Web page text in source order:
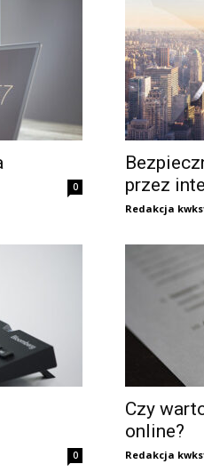
0
przez
Redakcja
0
Czy
online?
Redakcja